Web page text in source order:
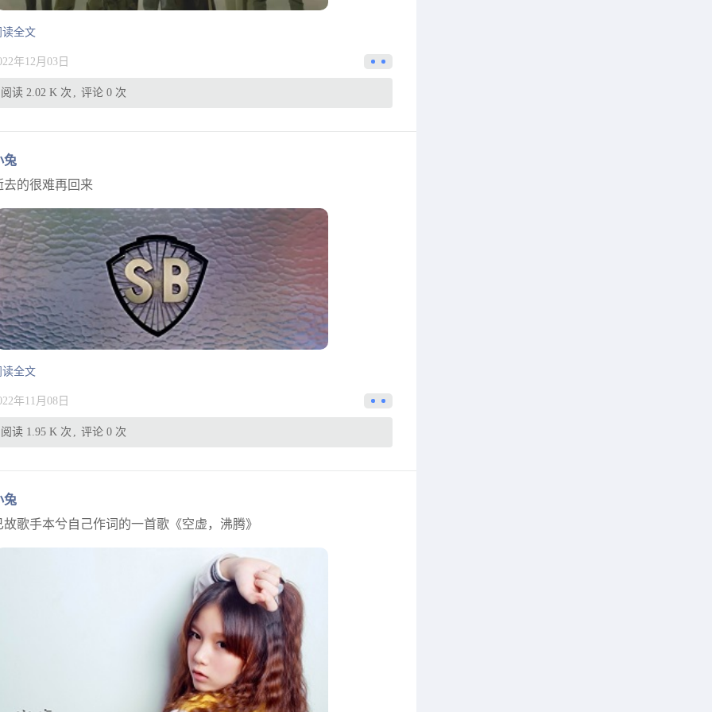
读全文
年12月03日
阅读 2.02 K 次 评论 0 次
兔
去的很难再回来
读全文
年11月08日
阅读 1.95 K 次 评论 0 次
兔
故歌手本兮自己作词的一首歌《空虚，沸腾》